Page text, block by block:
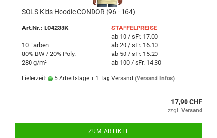
SOLS Kids Hoodie CONDOR (96 - 164)
Art.Nr.: L04238K
STAFFELPREISE
ab 10 / sFr. 17.00
10 Farben
ab 20 / sFr. 16.10
80% BW / 20% Poly.
ab 50 / sFr. 15.20
280 g/m²
ab 100 / sFr. 14.30
Lieferzeit: 5 Arbeitstage + 1 Tag Versand (Versand Infos)
17,90 CHF
zzgl. Versand
ZUM ARTIKEL